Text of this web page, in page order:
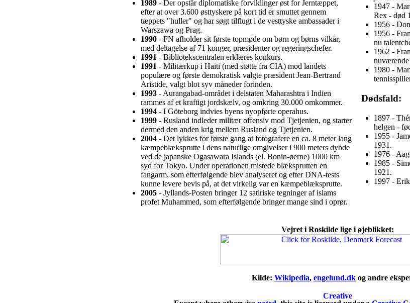
1989 - Der opstår diplomatiske forviklinger øst for Jerntæppet,
efter at over 3.600 østtyskere på kort tid er smuttet gennem
tæppets "huller" og har søgt tilflugt i de vesttyske ambassader i
Warszawa og Prag.
1990 - FN afholder sit første topmøde om børn og børns vilkår,
med deltagelse af 71 konger, præsidenter og regeringschefer.
1991 - Bibliotekscentralen erklæres konkurs.
1991 - Militærkup i Haiti (med støtte fra CIA) mod landets
populære og første demokratisk valgte præsident Jean-Bertrand
Aristide, valgt blot syv måneder forinden.
1993 - Aurangabad-området i delstaten Maharashtra i Indien
rammes af et kraftigt jordskælv, og omkring 30.000 omkommer.
1994 - I Göteborg indvies byens nyopførte operahus.
1999 - Rusland indleder militær offensiv mod Tjetjenien, og starter
dermed den anden krig mellem Rusland og Tjetjenien.
2004 - Det lykkes for første gang at fotografere en ca. 8 meter lang
kæmpeblæksprutte i dens naturlige omgivelser i 900 meters dybde
ved de japanske Ogasawara Islands (el. Bonin-øerne) 1000 km
syd for Tokyo. Under operationen mistede blæksprutten en
fangarm, som efterfølgende blev analyseret og efter DNA-tests
kunne levere bevis på, at det virkelig var en kæmpeblæksprutte.
2005 - Jyllands-Posten bringer 12 satiriske tegninger af islams
profet Muhammed, som efterfølgende bringer mange sind i oprør.
1947 -
Rex - død
1956 -
1956 -
nu
1962 -
1980 -
Dødsfald:
1897 -
helgen -
1955 -
1931.
1976 -
1985 -
1921.
1997 -
Vejret i Roskilde lige i øjeblikket:
Kilde: Wikipedia, engelund.dk og andre